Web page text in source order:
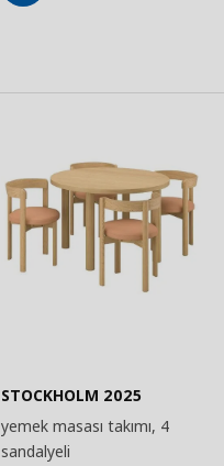
STOCKHOLM 2025
yemek masası takımı, 4
sandalyeli